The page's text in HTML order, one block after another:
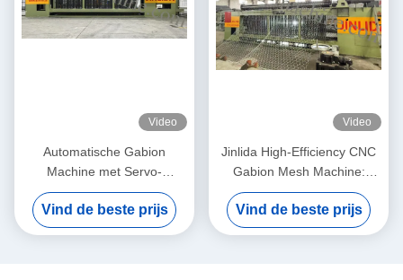
Video
Automatische Gabion
Machine met Servo-
gedreven Precision Mesh
Maker 5,3m Max Breedte
Vind de beste prijs
Video
Jinlida High-Efficiency CNC
Gabion Mesh Machine:
Perfect Combination of Fast
Output and Precision
Weaving to Boost
Vind de beste prijs